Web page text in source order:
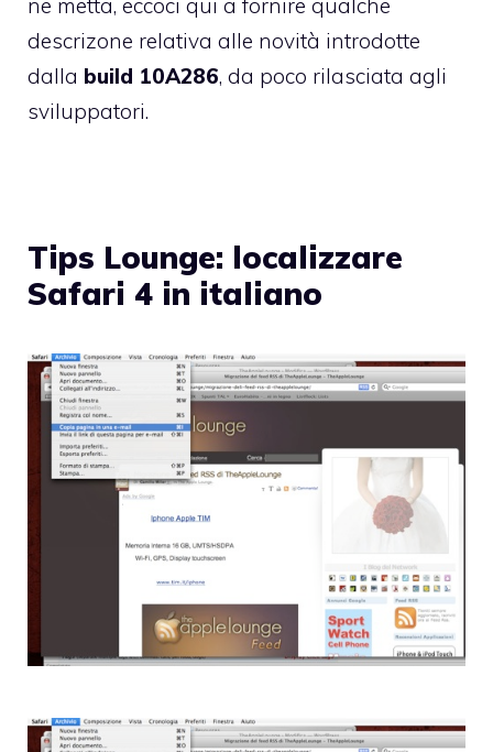
descrizone relativa alle novità introdotte
dalla build 10A286, da poco rilasciata agli
sviluppatori.
Tips Lounge: localizzare
Safari 4 in italiano